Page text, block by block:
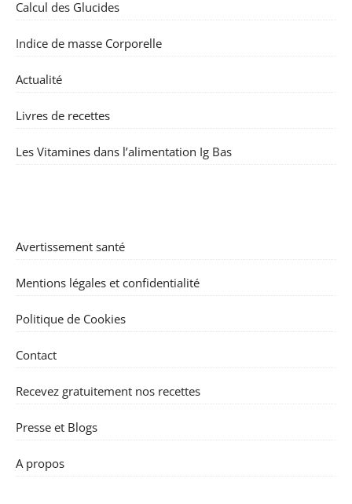
Calcul des Glucides
Indice de masse Corporelle
Actualité
Livres de recettes
Les Vitamines dans l’alimentation Ig Bas
Avertissement santé
Mentions légales et confidentialité
Politique de Cookies
Contact
Recevez gratuitement nos recettes
Presse et Blogs
A propos